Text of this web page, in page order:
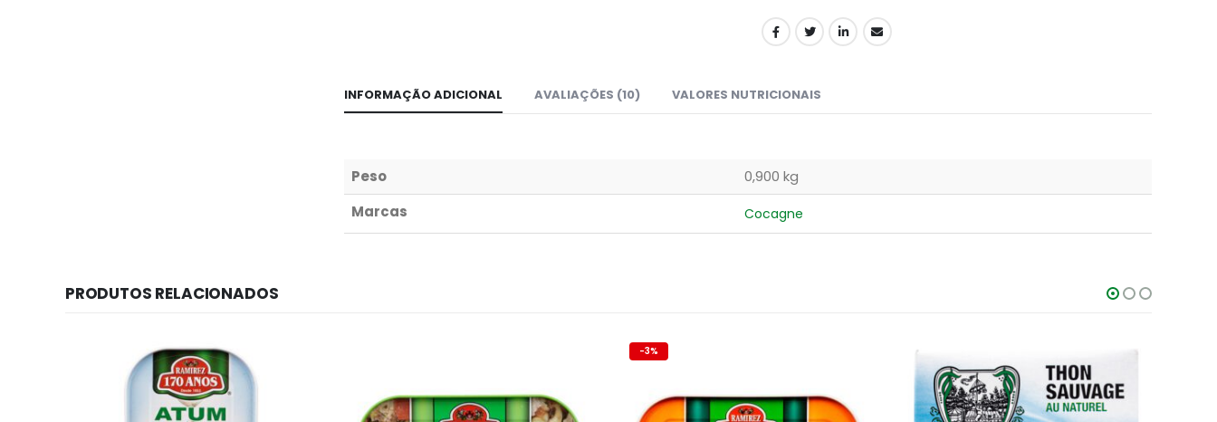
INFORMAÇÃO ADICIONAL AVALIAÇÕES (10) VALORES NUTRICIONAIS
Peso
0,900 kg
Marcas
Cocagne
PRODUTOS RELACIONADOS
-3%